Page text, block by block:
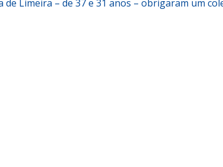
de Limeira – de 37 e 31 anos – obrigaram um